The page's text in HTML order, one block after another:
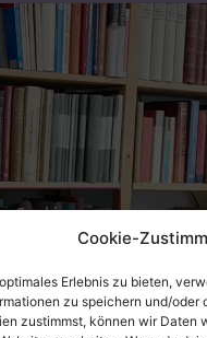
Cookie-
Erlebnis zu bieten,
zu speichern und/oder
zustimmst, können wir Daten
Cookies zu
Inhalt zu